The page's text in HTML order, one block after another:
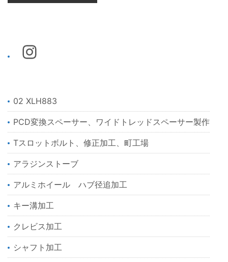
02 XLH883
PCD変換スペーサー、ワイドトレッドスペーサー製作
Tスロットボルト、修正加工、町工場
アラジンストーブ
アルミホイール ハブ径追加工
キー溝加工
クレビス加工
シャフト加工